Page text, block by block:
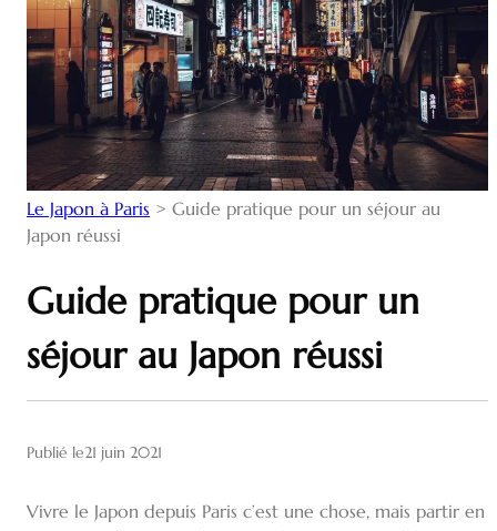
Le Japon à Paris > Guide pratique pour un séjour au
Japon réussi
Guide pratique pour un
séjour au Japon réussi
Publié le21 juin 2021
Vivre le Japon depuis Paris c’est une chose, mais partir en